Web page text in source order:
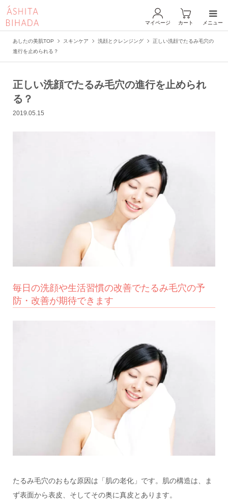
マイページ カート メニュー
あしたの美肌TOP スキンケア 洗顔とクレンジング
正しい洗顔でたるみ毛穴の
進行を止められる？
正しい洗顔でたるみ毛穴の進行を止められ
る？
2019.05.15
毎日の洗顔や生活習慣の改善でたるみ毛穴の予
防・改善が期待できます
たるみ毛穴のおもな原因は「肌の老化」です。肌の構造は、ま
ず表面から表皮、そしてその奥に真皮とあります。